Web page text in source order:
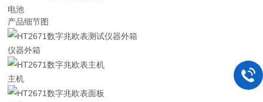
电池
产品细节图
仪器外箱
主机